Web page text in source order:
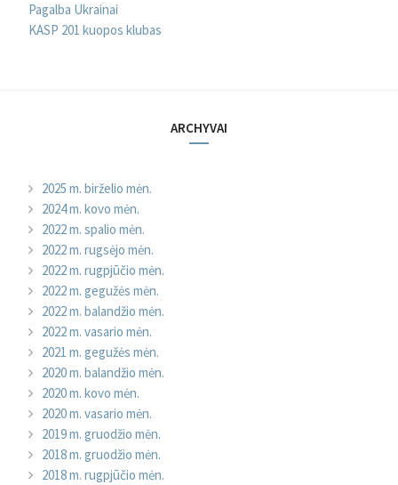
Pagalba Ukrainai
KASP 201 kuopos klubas
ARCHYVAI
2025 m. birželio mėn.
2024 m. kovo mėn.
2022 m. spalio mėn.
2022 m. rugsėjo mėn.
2022 m. rugpjūčio mėn.
2022 m. gegužės mėn.
2022 m. balandžio mėn.
2022 m. vasario mėn.
2021 m. gegužės mėn.
2020 m. balandžio mėn.
2020 m. kovo mėn.
2020 m. vasario mėn.
2019 m. gruodžio mėn.
2018 m. gruodžio mėn.
2018 m. rugpjūčio mėn.